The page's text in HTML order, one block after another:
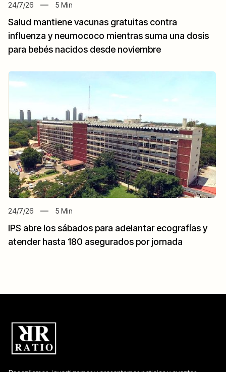
24/7/26 5 Min
Salud mantiene vacunas gratuitas contra
influenza y neumococo mientras suma una dosis
para bebés nacidos desde noviembre
24/7/26 5 Min
IPS abre los sábados para adelantar ecografías y
atender hasta 180 asegurados por jornada